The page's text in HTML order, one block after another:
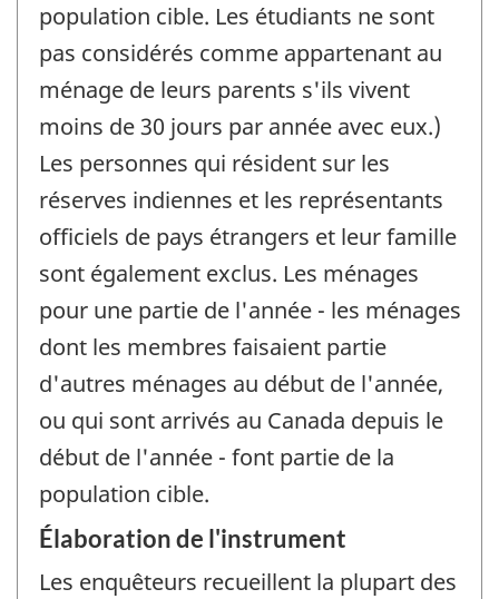
population cible. Les étudiants ne sont
pas considérés comme appartenant au
ménage de leurs parents s'ils vivent
moins de 30 jours par année avec eux.)
Les personnes qui résident sur les
réserves indiennes et les représentants
officiels de pays étrangers et leur famille
sont également exclus. Les ménages
pour une partie de l'année - les ménages
dont les membres faisaient partie
d'autres ménages au début de l'année,
ou qui sont arrivés au Canada depuis le
début de l'année - font partie de la
population cible.
Élaboration de l'instrument
Les enquêteurs recueillent la plupart des